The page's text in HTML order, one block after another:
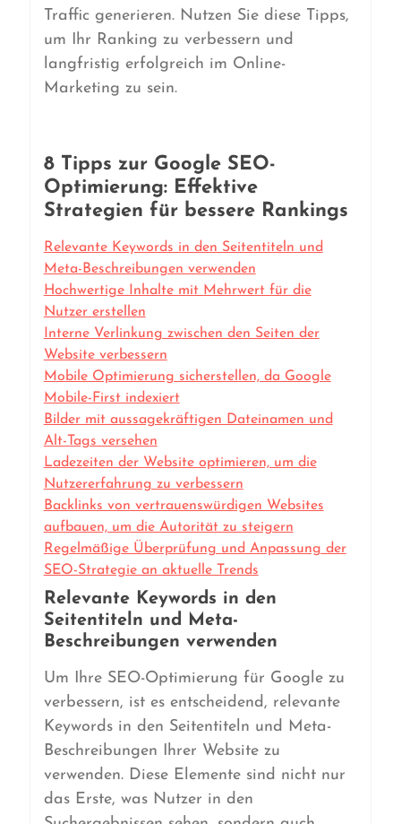
Traffic generieren. Nutzen Sie diese Tipps,
um Ihr Ranking zu verbessern und
langfristig erfolgreich im Online-
Marketing zu sein.
8 Tipps zur Google SEO-
Optimierung: Effektive
Strategien für bessere Rankings
Relevante Keywords in den Seitentiteln und
Meta-Beschreibungen verwenden
Hochwertige Inhalte mit Mehrwert für die
Nutzer erstellen
Interne Verlinkung zwischen den Seiten der
Website verbessern
Mobile Optimierung sicherstellen, da Google
Mobile-First indexiert
Bilder mit aussagekräftigen Dateinamen und
Alt-Tags versehen
Ladezeiten der Website optimieren, um die
Nutzererfahrung zu verbessern
Backlinks von vertrauenswürdigen Websites
aufbauen, um die Autorität zu steigern
Regelmäßige Überprüfung und Anpassung der
SEO-Strategie an aktuelle Trends
Relevante Keywords in den
Seitentiteln und Meta-
Beschreibungen verwenden
Um Ihre SEO-Optimierung für Google zu
verbessern, ist es entscheidend, relevante
Keywords in den Seitentiteln und Meta-
Beschreibungen Ihrer Website zu
verwenden. Diese Elemente sind nicht nur
das Erste, was Nutzer in den